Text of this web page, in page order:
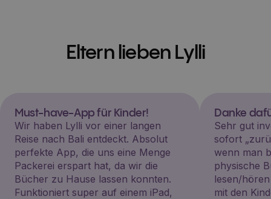
Eltern lieben Lylli
Must-have-App für Kinder!
Wir haben Lylli vor einer langen
Reise nach Bali entdeckt. Absolut
perfekte App, die uns eine Menge
Packerei erspart hat, da wir die
Bücher zu Hause lassen konnten.
Funktioniert super auf einem iPad,
Danke
Sehr gut
sofort
wenn man
physische
lesen/
mit den